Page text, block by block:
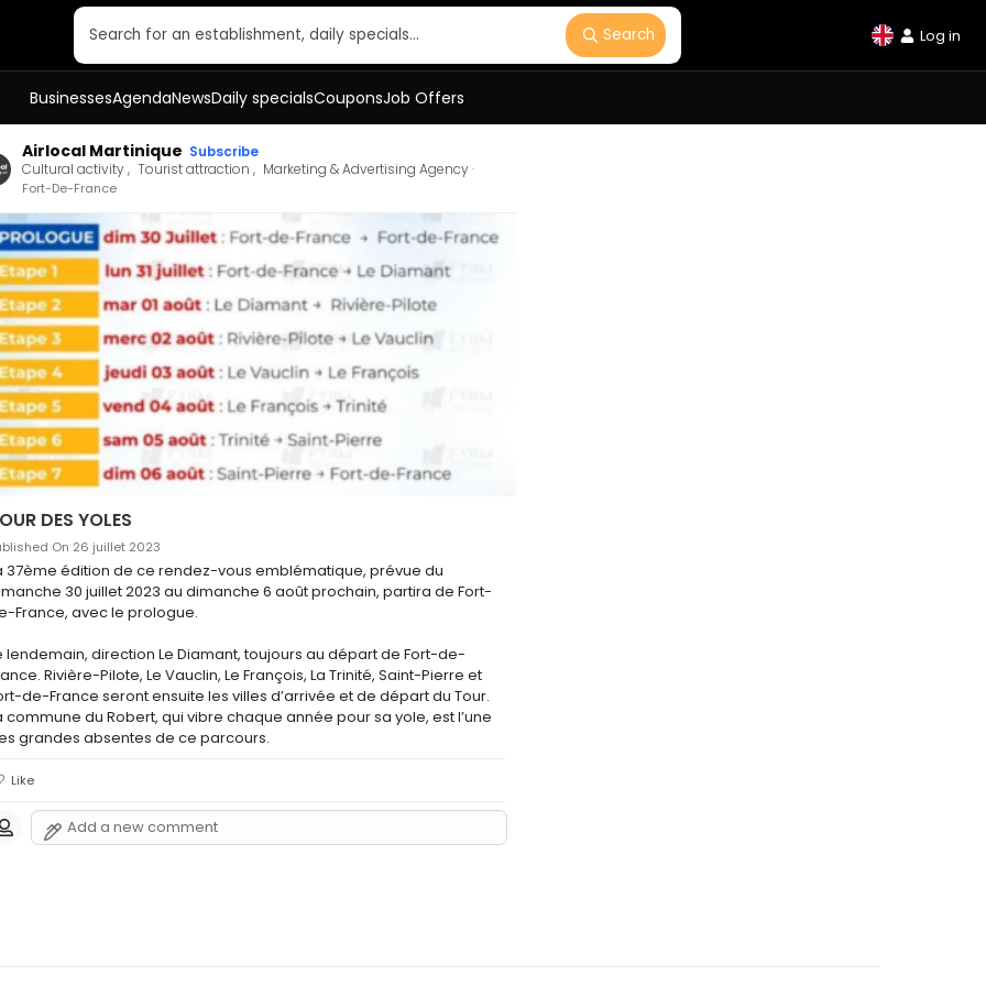
Search for an establishment, daily specials… Search Log in
BusinessesAgendaNewsDaily specialsCouponsJob Offers
Airlocal Martinique Subscribe
Cultural activity Tourist attraction Marketing & Advertising Agency
Fort-De-France
DES YOLES
On 26 juillet 2023
37ème édition de ce rendez-vous emblématique, prévue du
30 juillet 2023 au dimanche 6 août prochain, partira de Fort-
France, avec le prologue.
lendemain, direction Le Diamant, toujours au départ de Fort-de-
Rivière-Pilote, Le Vauclin, Le François, La Trinité, Saint-Pierre et
de-France seront ensuite les villes d’arrivée et de départ du Tour.
commune du Robert, qui vibre chaque année pour sa yole, est l’une
grandes absentes de ce parcours.
Like